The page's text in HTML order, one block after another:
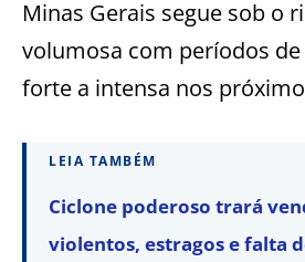
Minas Gerais segue sob o
volumosa com períodos
forte a intensa nos
LEIA TAMBÉM
Ciclone poderoso trará
violentos, estragos e falta